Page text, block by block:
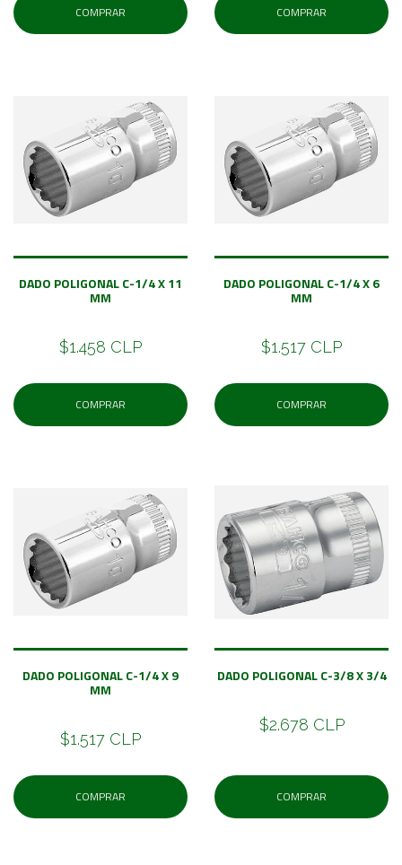
COMPRAR COMPRAR
DADO POLIGONAL C-1/4 X 11
MM
$1.458 CLP
COMPRAR
DADO POLIGONAL C-1/4 X 6
MM
$1.517 CLP
COMPRAR
DADO POLIGONAL C-1/4 X 9
MM
$1.517 CLP
COMPRAR
DADO POLIGONAL C-3/8 X 3/4
$2.678 CLP
COMPRAR